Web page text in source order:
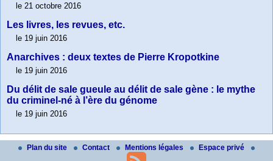
le 21 octobre 2016
Les livres, les revues, etc.
le 19 juin 2016
Anarchives : deux textes de Pierre Kropotkine
le 19 juin 2016
Du délit de sale gueule au délit de sale gène : le mythe
du criminel-né à l’ère du génome
le 19 juin 2016
Plan du site Contact Mentions légales Espace privé